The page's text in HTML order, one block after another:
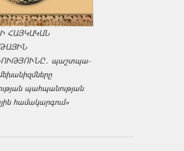
ՀԱՅԿԱԿԱՆ
պաշտպա­
պահպանության
համակարգում»